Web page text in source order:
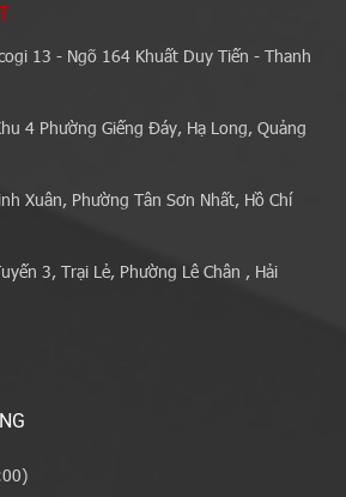
13 - Ngõ 164 Khuất Duy Tiến - Thanh
4 Phường Giếng Đáy, Hạ Long, Quảng
Xuân, Phường Tân Sơn Nhất, Hồ Chí
3, Trại Lẻ, Phường Lê Chân , Hải